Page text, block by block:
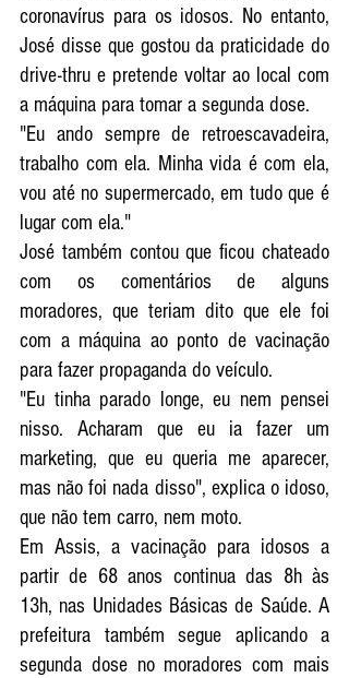
coronavírus para os idosos. No entanto,
José disse que gostou da praticidade do
drive-thru e pretende voltar ao local com
a máquina para tomar a segunda dose.
"Eu ando sempre de retroescavadeira,
trabalho com ela. Minha vida é com ela,
vou até no supermercado, em tudo que é
lugar com ela."
José também contou que ficou chateado
com os comentários de alguns
moradores, que teriam dito que ele foi
com a máquina ao ponto de vacinação
para fazer propaganda do veículo.
"Eu tinha parado longe, eu nem pensei
nisso. Acharam que eu ia fazer um
marketing, que eu queria me aparecer,
mas não foi nada disso", explica o idoso,
que não tem carro, nem moto.
Em Assis, a vacinação para idosos a
partir de 68 anos continua das 8h às
13h, nas Unidades Básicas de Saúde. A
prefeitura também segue aplicando a
segunda dose no moradores com mais